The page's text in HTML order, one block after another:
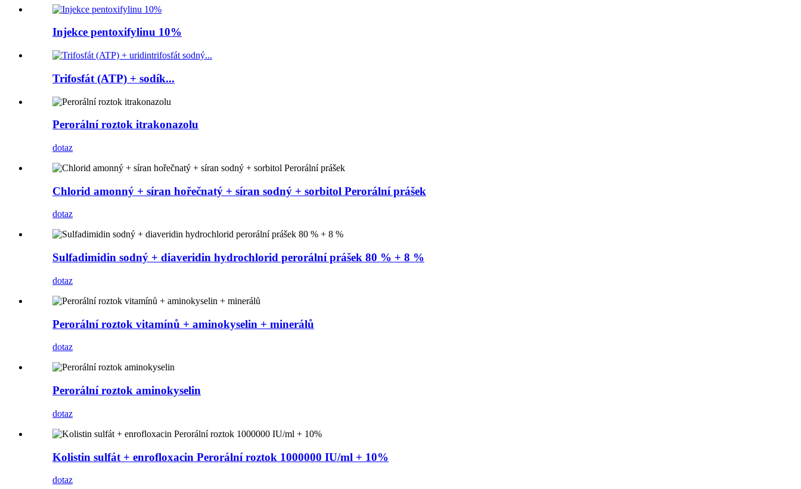
Injekce pentoxifylinu 10%
Trifosfát (ATP) + sodík...
Perorální roztok itrakonazolu
dotaz
Chlorid amonný + síran hořečnatý + síran sodný + sorbitol Perorální prášek
dotaz
Sulfadimidin sodný + diaveridin hydrochlorid perorální prášek 80 % + 8 %
dotaz
Perorální roztok vitamínů + aminokyselin + minerálů
dotaz
Perorální roztok aminokyselin
dotaz
Kolistin sulfát + enrofloxacin Perorální roztok 1000000 IU/ml + 10%
dotaz